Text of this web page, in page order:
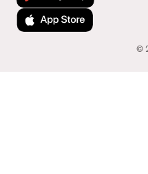
Laden im App Store
©